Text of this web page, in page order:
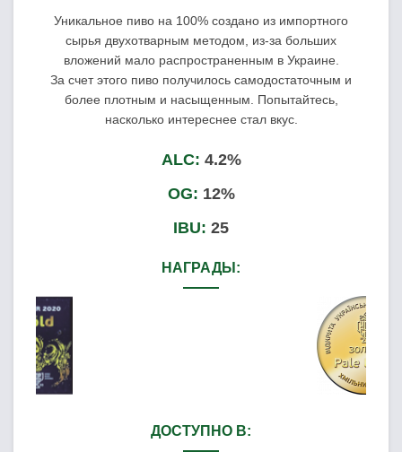
Уникальное пиво на 100% создано из импортного
сырья двухотварным методом, из-за больших
вложений мало распространенным в Украине.
За счет этого пиво получилось самодостаточным и
более плотным и насыщенным. Попытайтесь,
насколько интереснее стал вкус.
ALC: 4.2%
OG: 12%
IBU: 25
НАГРАДЫ:
ДОСТУПНО В: